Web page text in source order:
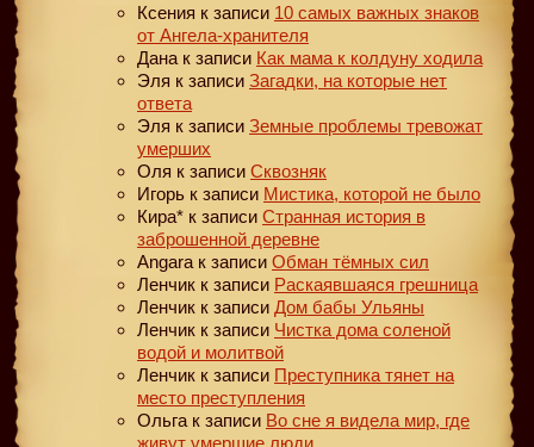
Ксения к записи 10 самых важных знаков
от Ангела-хранителя
Дана к записи Как мама к колдуну ходила
Эля к записи Загадки, на которые нет
ответа
Эля к записи Земные проблемы тревожат
умерших
Оля к записи Сквозняк
Игорь к записи Мистика, которой не было
Кира* к записи Странная история в
заброшенной деревне
Angara к записи Обман тёмных сил
Ленчик к записи Раскаявшаяся грешница
Ленчик к записи Дом бабы Ульяны
Ленчик к записи Чистка дома соленой
водой и молитвой
Ленчик к записи Преступника тянет на
место преступления
Ольга к записи Во сне я видела мир, где
живут умершие люди